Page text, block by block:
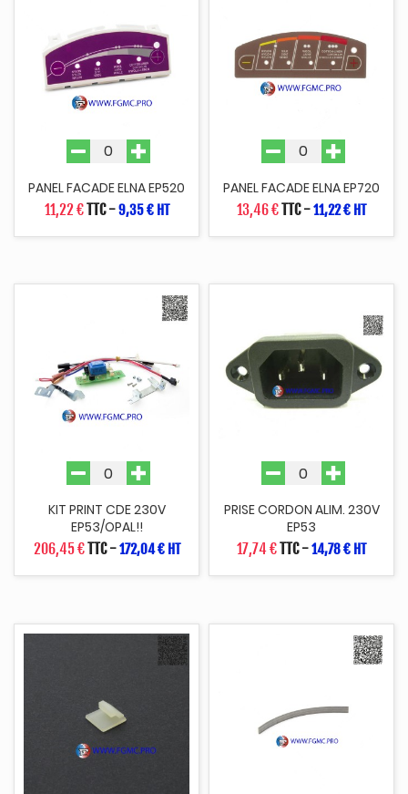
PANEL FACADE ELNA EP520
11,22 €TTC-9,35 € HT
PANEL FACADE ELNA EP720
13,46 €TTC-11,22 € HT
KIT PRINT CDE 230V
EP53/OPAL!!
206,45 €TTC-172,04 € HT
PRISE CORDON ALIM. 230V
EP53
17,74 €TTC-14,78 € HT